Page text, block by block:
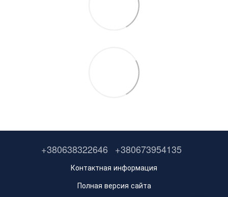
+380638322646 +380673954135
Контактная информация
Полная версия сайта